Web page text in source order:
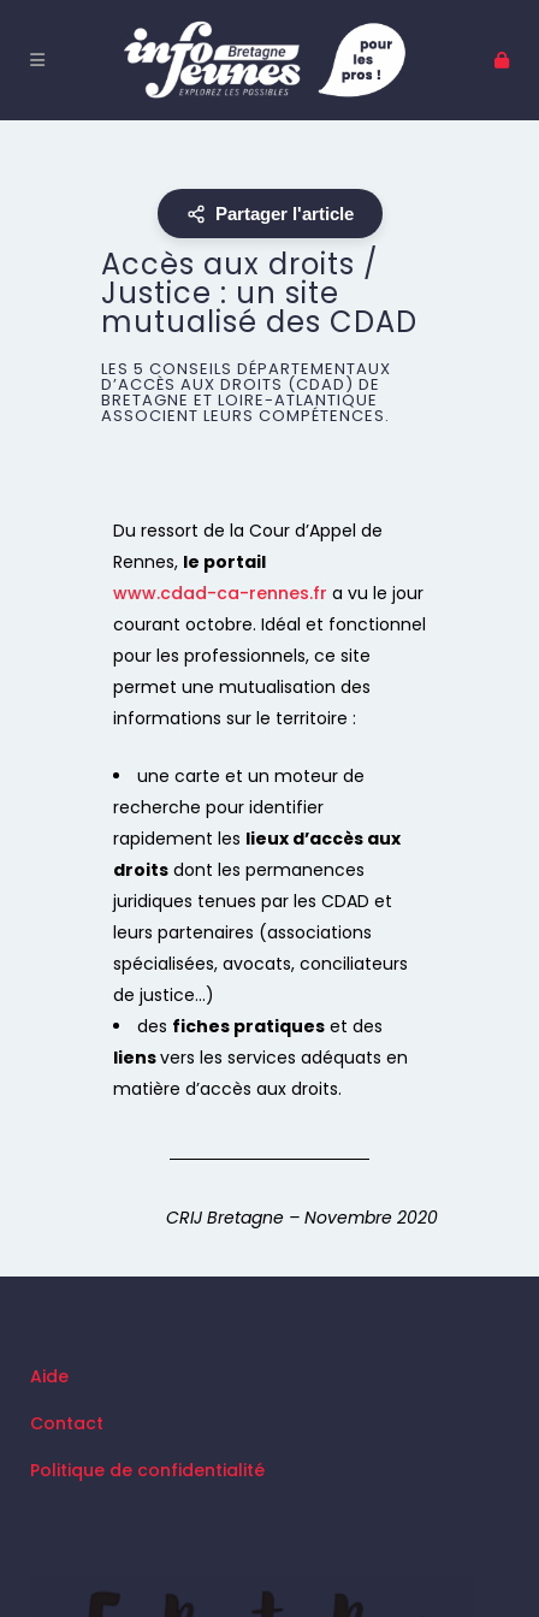
Partager l'article
Accès aux droits /
Justice : un site
mutualisé des CDAD
LES 5 CONSEILS DÉPARTEMENTAUX
D’ACCÈS AUX DROITS (CDAD) DE
BRETAGNE ET LOIRE-ATLANTIQUE
ASSOCIENT LEURS COMPÉTENCES.
Du ressort de la Cour d’Appel de
Rennes, le portail
www.cdad-ca-rennes.fr a vu le jour
courant octobre. Idéal et fonctionnel
pour les professionnels, ce site
permet une mutualisation des
informations sur le territoire :
une carte et un moteur de
recherche pour identifier
rapidement les lieux d’accès aux
droits dont les permanences
juridiques tenues par les CDAD et
leurs partenaires (associations
spécialisées, avocats, conciliateurs
de justice…)
des fiches pratiques et des
liensvers les services adéquats en
matière d’accès aux droits.
CRIJ Bretagne – Novembre 2020
Aide
Contact
Politique de confidentialité